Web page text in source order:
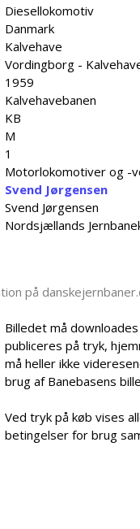
Diesellokomotiv
Danmark
Kalvehave
Vordingborg -
1959
Kalvehavebanen
KB
M
1
Motorlokomotiver og -
Svend Jørgensen
Svend Jørgensen
Nordsjællands
på
Billedet må
publiceres på tryk,
må heller ikke
brug af Banebasens
Ved tryk på køb vises
betingelser for brug